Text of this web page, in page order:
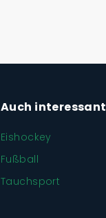
Auch interessant
Eishockey
Fußball
Tauchsport